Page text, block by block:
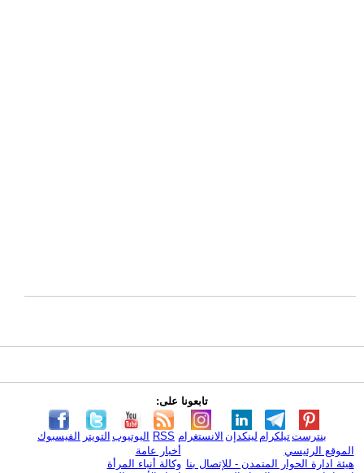
تابعونا على:
الفيسبوك التويتر اليوتيوب RSS الانستغرام لينكدإن تيلكرامبنترست
الموقع الرئيسي
هيئة ادارة الحوار المتمدن - للإتصال بنا
أخبار عامة
وكالة أنباء المرأة